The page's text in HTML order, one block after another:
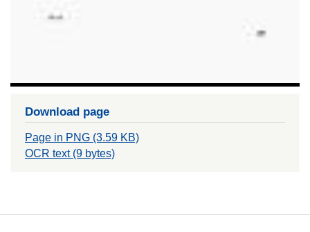
Download page
Page in PNG (3.59 KB)
OCR text (9 bytes)